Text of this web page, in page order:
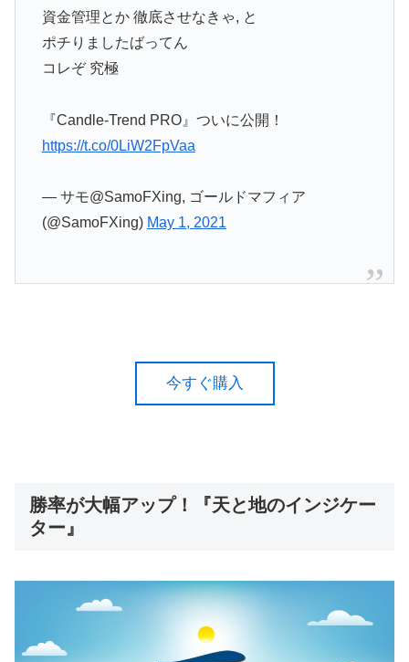
資金管理とか 徹底させなきゃ, と
ポチりましたばってん
コレぞ 究極
『Candle-Trend PRO』ついに公開！
https://t.co/0LiW2FpVaa
— サモ@SamoFXing, ゴールドマフィア
(@SamoFXing) May 1, 2021
今すぐ購入
勝率が大幅アップ！『天と地のインジケー
ター』